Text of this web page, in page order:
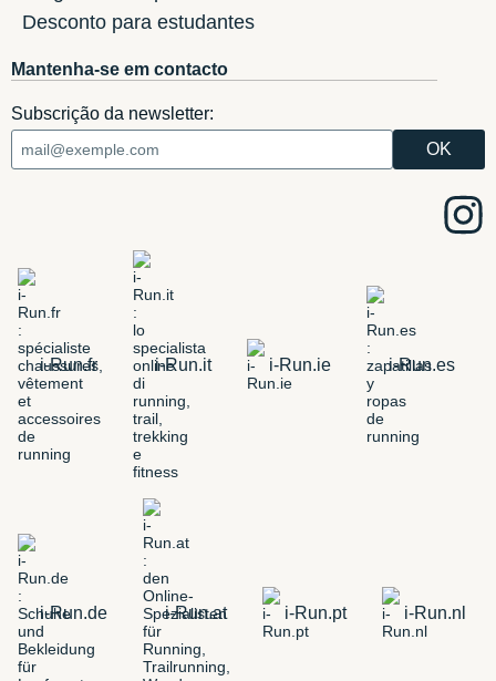
Desconto para estudantes
Mantenha-se em contacto
Subscrição da newsletter:
i-Run.fr i-Run.it i-Run.ie i-Run.es
i-Run.de i-Run.at i-Run.pt i-Run.nl